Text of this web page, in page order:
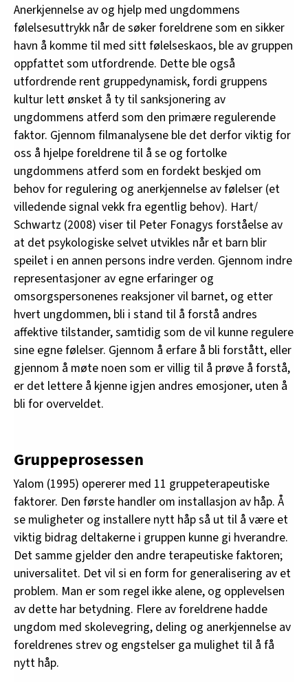
Anerkjennelse av og hjelp med ungdommens
følelsesuttrykk når de søker foreldrene som en sikker
havn å komme til med sitt følelseskaos, ble av gruppen
oppfattet som utfordrende. Dette ble også
utfordrende rent gruppedynamisk, fordi gruppens
kultur lett ønsket å ty til sanksjonering av
ungdommens atferd som den primære regulerende
faktor. Gjennom filmanalysene ble det derfor viktig for
oss å hjelpe foreldrene til å se og fortolke
ungdommens atferd som en fordekt beskjed om
behov for regulering og anerkjennelse av følelser (et
villedende signal vekk fra egentlig behov). Hart/
Schwartz (2008) viser til Peter Fonagys forståelse av
at det psykologiske selvet utvikles når et barn blir
speilet i en annen persons indre verden. Gjennom indre
representasjoner av egne erfaringer og
omsorgspersonenes reaksjoner vil barnet, og etter
hvert ungdommen, bli i stand til å forstå andres
affektive tilstander, samtidig som de vil kunne regulere
sine egne følelser. Gjennom å erfare å bli forstått, eller
gjennom å møte noen som er villig til å prøve å forstå,
er det lettere å kjenne igjen andres emosjoner, uten å
bli for overveldet.
Gruppeprosessen
Yalom (1995) opererer med 11 gruppeterapeutiske
faktorer. Den første handler om installasjon av håp. Å
se muligheter og installere nytt håp så ut til å være et
viktig bidrag deltakerne i gruppen kunne gi hverandre.
Det samme gjelder den andre terapeutiske faktoren;
universalitet. Det vil si en form for generalisering av et
problem. Man er som regel ikke alene, og opplevelsen
av dette har betydning. Flere av foreldrene hadde
ungdom med skolevegring, deling og anerkjennelse av
foreldrenes strev og engstelser ga mulighet til å få
nytt håp.